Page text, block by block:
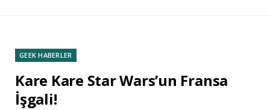
GEEK HABERLER
Kare Kare Star Wars’un Fransa
İşgali!